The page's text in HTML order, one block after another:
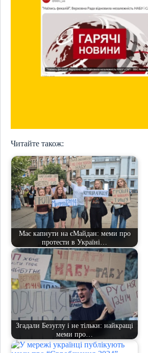
Читайте також:
Має капнути на єМайдан: меми про
протести в Україні…
Згадали Безуглу і не тільки: найкращі
меми про…